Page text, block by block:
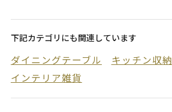
下記カテゴリにも関連しています
ダイニングテーブル
キッチン収納
インテリア雑貨